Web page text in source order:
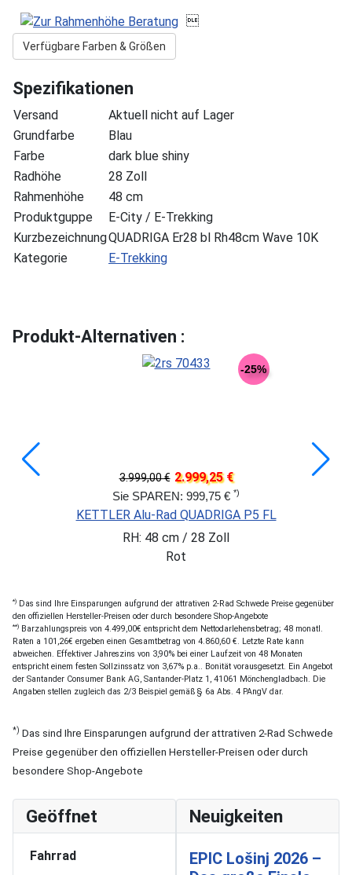

Verfügbare Farben & Größen
Spezifikationen
Versand
Aktuell nicht auf Lager
Grundfarbe
Blau
Farbe
dark blue shiny
Radhöhe
28 Zoll
Rahmenhöhe
48 cm
Produktguppe
E-City / E-Trekking
KurzbezeichnungQUADRIGA Er28 bl Rh48cm Wave 10K
Kategorie
E-Trekking
Produkt-Alternativen :
-25%
3.999,00 € 2.999,25 €
Sie SPAREN: 999,75 € *)
KETTLER Alu-Rad QUADRIGA P5 FL
RH: 48 cm / 28 Zoll
Rot
*) Das sind Ihre Einsparungen aufgrund der attrativen 2-Rad Schwede Preise gegenüber
den offiziellen Hersteller-Preisen oder durch besondere Shop-Angebote
**) Barzahlungspreis von 4.499,00€ entspricht dem Nettodarlehensbetrag; 48 monatl.
Raten a 101,26€ ergeben einen Gesamtbetrag von 4.860,60 €. Letzte Rate kann
abweichen. Effektiver Jahreszins von 3,90% bei einer Laufzeit von 48 Monaten
entspricht einem festen Sollzinssatz von 3,67% p.a.. Bonität vorausgesetzt. Ein Angebot
der Santander Consumer Bank AG, Santander-Platz 1, 41061 Mönchengladbach. Die
Angaben stellen zugleich das 2/3 Beispiel gemäß § 6a Abs. 4 PAngV dar.
*) Das sind Ihre Einsparungen aufgrund der attrativen 2-Rad Schwede
Preise gegenüber den offiziellen Hersteller-Preisen oder durch
besondere Shop-Angebote
Geöffnet
Fahrrad
Neuigkeiten
EPIC Lošinj 2026 –